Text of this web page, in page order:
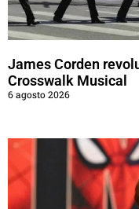
James Corden
Crosswalk Musical
6 agosto 2026